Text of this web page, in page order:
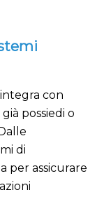
con
possiedi o
di
per assicurare